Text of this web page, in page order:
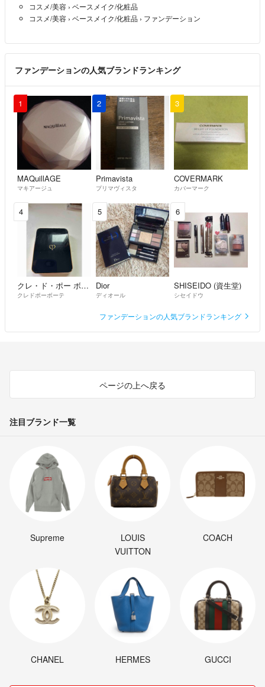
コスメ/美容 › ベースメイク/化粧品
コスメ/美容 › ベースメイク/化粧品 › ファンデーション
ファンデーションの人気ブランドランキング
1
MAQuillAGE
マキアージュ
2
Primavista
プリマヴィスタ
3
COVERMARK
カバーマーク
4
クレ・ド・ポー ボーテ
クレドポーボーテ
5
Dior
ディオール
6
SHISEIDO (資生堂)
シセイドウ
ファンデーションの人気ブランドランキング
ページの上へ戻る
注目ブランド一覧
Supreme
LOUIS
VUITTON
COACH
CHANEL HERMES GUCCI